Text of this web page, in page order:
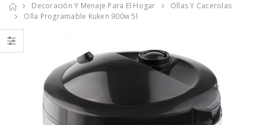
Decoración Y Menaje Para El Hogar
Ollas Y Cacerolas
Olla Programable Kuken 900w 5l